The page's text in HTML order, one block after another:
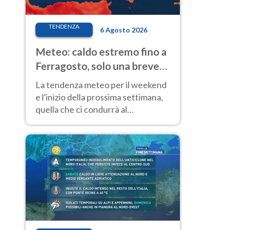
TENDENZA 6 Agosto 2026
Meteo: caldo estremo fino a
Ferragosto, solo una breve
pausa. Ecco dove
La tendenza meteo per il weekend
e l'inizio della prossima settimana,
quella che ci condurrà al
temperature molto elevate